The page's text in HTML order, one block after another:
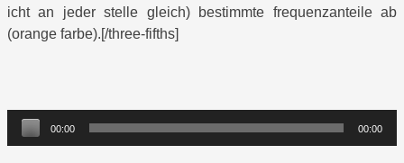
icht an jeder stelle gleich) bestimmte frequenzanteile ab
(orange farbe).[/three-fifths]
Audio-
Player
00:00 00:00